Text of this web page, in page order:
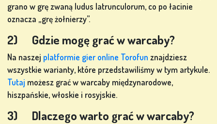
grano w grę zwaną ludus latrunculorum, co po łacinie
oznacza „grę żołnierzy”.
2) Gdzie mogę grać w warcaby?
Na naszej platformie gier online Torofun znajdziesz
wszystkie warianty, które przedstawiliśmy w tym artykule.
Tutaj możesz grać w warcaby międzynarodowe,
hiszpańskie, włoskie i rosyjskie.
3) Dlaczego warto grać w warcaby?